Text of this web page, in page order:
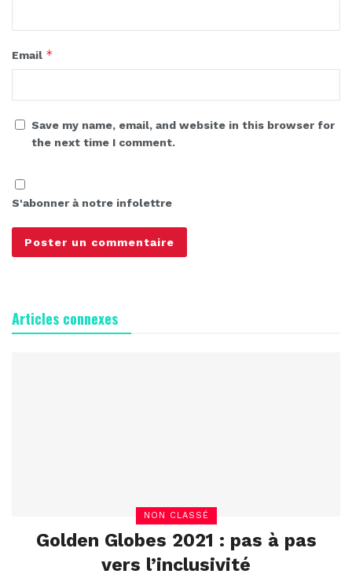
Email *
Save my name, email, and website in this browser for
the next time I comment.
S'abonner à notre infolettre
Articles connexes
NON CLASSÉ
Golden Globes 2021 : pas à pas
vers l’inclusivité